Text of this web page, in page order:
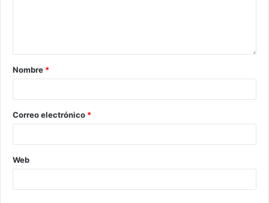
Nombre *
Correo electrónico *
Web